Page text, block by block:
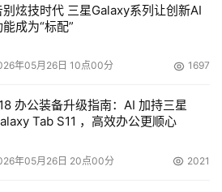
别炫技时代 三星Galaxy系列让创新AI
能成为“标配”
年05月26日 10点00分 1697
办公装备升级指南：AI 加持三星
Tab S11 ，高效办公更顺心
年05月26日 20点00分 2021